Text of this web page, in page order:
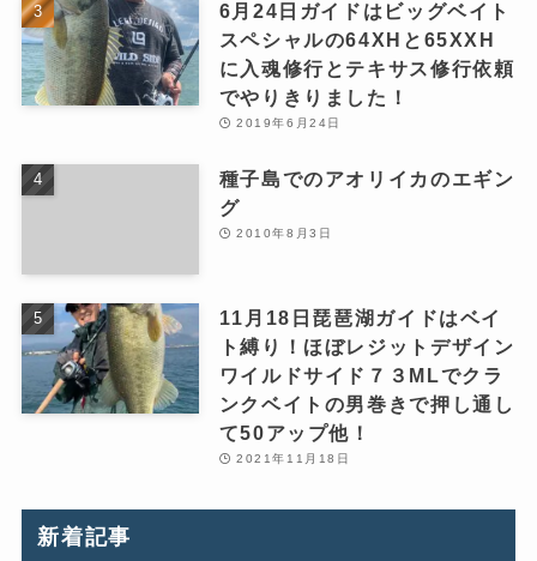
6月24日ガイドはビッグベイト
スペシャルの64XHと65XXH
に入魂修行とテキサス修行依頼
でやりきりました！
2019年6月24日
種子島でのアオリイカのエギン
グ
2010年8月3日
11月18日琵琶湖ガイドはベイ
ト縛り！ほぼレジットデザイン
ワイルドサイド７３MLでクラ
ンクベイトの男巻きで押し通し
て50アップ他！
2021年11月18日
新着記事